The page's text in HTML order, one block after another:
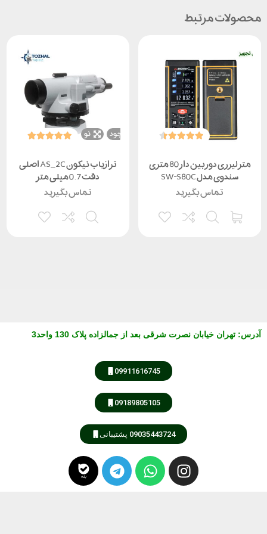
مرتبط
متر لیزری دوربین دار 80 متری
سندوی مدل SW-S80C
تماس بگیرید
ناموجود نو
ترازیاب نیکون AS_2C اصلی
تماس بگیرید
تهران خیابان نصرت شرقی بعد از جمالزاده پلاک 130 واحد3
09911616745
09189805105
09035443724 پشتیبانی